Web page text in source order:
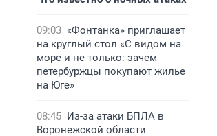
09:03 «Фонтанка» приглашает
на круглый стол «С видом на
море и не только: зачем
петербуржцы покупают жилье
на Юге»
08:45 Из-за атаки БПЛА в
Воронежской области